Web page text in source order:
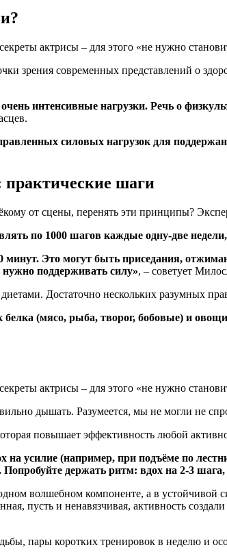
зрения современных представлений о
интенсивные нагрузки. Речь о
силовых нагрузок для
шаги
от сцены, перенять эти принципы?
по 1000 шагов каждые одну-две
минут. Это могут быть приседания,
поддерживать силу», – советует
Достаточно нескольких разумных
белка (мясо, рыба, творог, бобовые) и
дышать. Разумеется, мы не могли не
повышает эффективность любой
усилие (например, при подъёме по
держать ритм: вдох на 2-3
волшебном компоненте, а в
пусть и ненавязчивая, активность
пары коротких тренировок в неделю и